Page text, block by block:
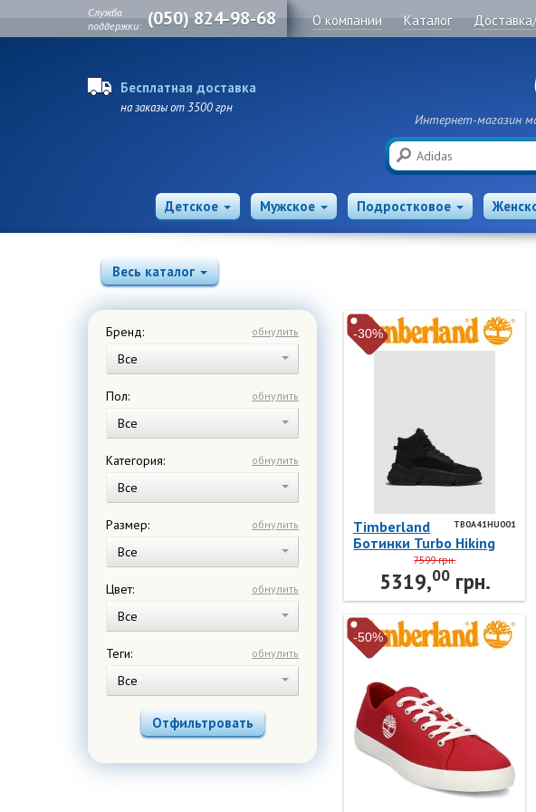
Служба
поддержки: (050) 824-98-68 О компании Каталог
Бесплатная доставка
на заказы от 3500 грн
Интернет-магазин
Поиск
Детское Мужское Подростковое
Весь каталог
обнулить
Бренд:
Все
обнулить
Пол:
Все
обнулить
Категория:
Все
обнулить
Размер:
Все
обнулить
Цвет:
Все
обнулить
Теги:
Все
Отфильтровать
-30%
TB0A41HU001
Timberland
Ботинки Turbo Hiking
TB0A41HU001
Timberland
7599 грн.
5319,00грн.
-50%